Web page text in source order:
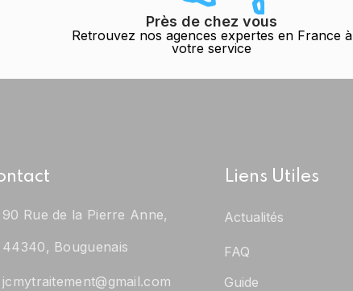
Près de chez vous
Retrouvez nos agences expertes en France à
votre service
90 Rue de la Pierre Anne,
44340, Bouguenais
jcmytraitement@gmail.com
Liens Utiles
Actualités
FAQ
Guide